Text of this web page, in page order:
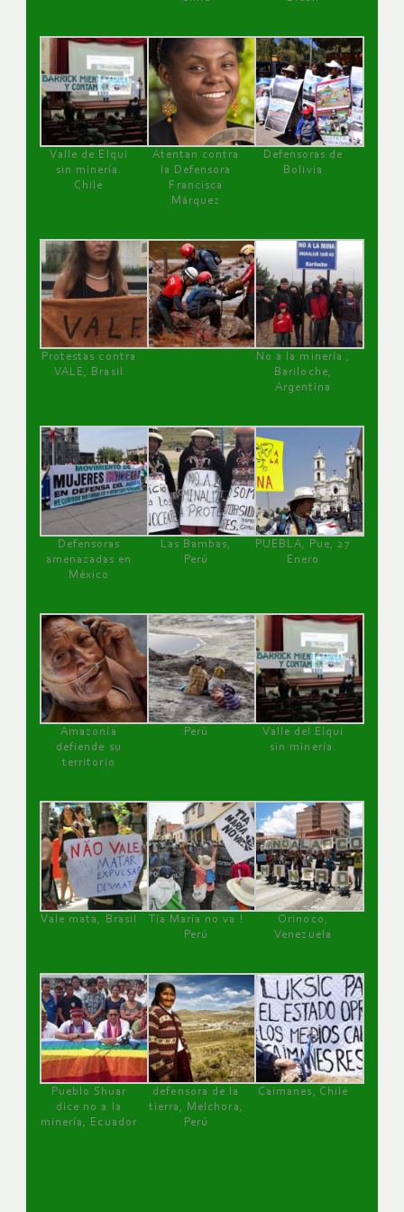
Valle de Elqui
sin minería.
Chile
Atentan contra
la Defensora
Francisca
Márquez
Defensoras de
Bolivia
Protestas contra
VALE, Brasil
No a la minería ,
Bariloche,
Argentina
Defensoras
amenazadas en
México
Las Bambas,
Perú
PUEBLA, Pue, 27
Enero
Amazonía
defiende su
territorio
Perú
Valle del Elqui
sin minería.
Vale mata, Brasil
Tía María no va !
Perú
Orinoco,
Venezuela
Pueblo Shuar
dice no a la
minería, Ecuador
defensora de la
tierra, Melchora,
Perú
Caimanes, Chile